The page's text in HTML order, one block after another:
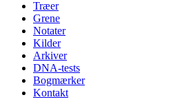
Træer
Grene
Notater
Kilder
Arkiver
DNA-tests
Bogmærker
Kontakt